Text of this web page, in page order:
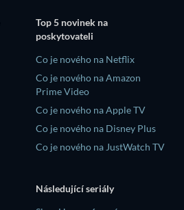
Top 5 novinek na
poskytovateli
Co je nového na Netflix
Co je nového na Amazon
Prime Video
Co je nového na Apple TV
Co je nového na Disney Plus
Co je nového na JustWatch TV
Následující seriály